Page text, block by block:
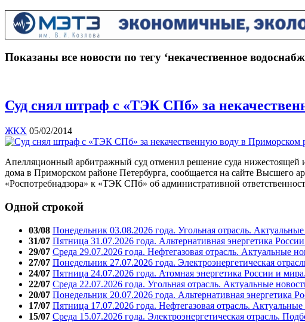
Показаны все новости по тегу ‘некачественное
Суд снял штраф с «ТЭК СПб» за
ЖКХ 05/02/2014
Апелляционный арбитражный суд отменил решение суда нижестоящей
дома в Приморском районе Петербурга, сообщается на сайте Высшего
«Роспотребнадзора» к «ТЭК СПб» об административной
Одной строкой
03/08 Понедельник 03.08.2026 года. Угольная отрасль.
31/07 Пятница 31.07.2026 года. Альтернативная энергетика
29/07 Среда 29.07.2026 года. Нефтегазовая отрасль. Актуальные
27/07 Понедельник 27.07.2026 года. Электроэнергетическая
24/07 Пятница 24.07.2026 года. Атомная энергетика России и
22/07 Среда 22.07.2026 года. Угольная отрасль. Актуальные
20/07 Понедельник 20.07.2026 года. Альтернативная энергетика
17/07 Пятница 17.07.2026 года. Нефтегазовая отрасль. Актуальные
15/07 Среда 15.07.2026 года. Электроэнергетическая отрасль.